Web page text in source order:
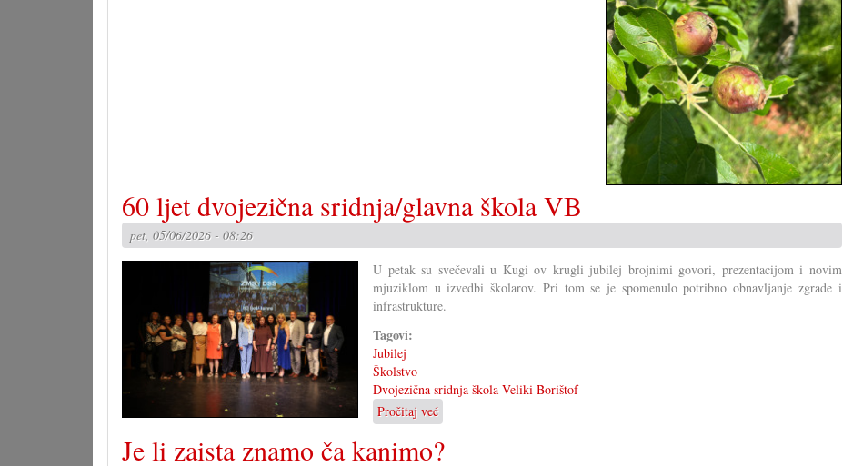
60 ljet dvojezična sridnja/glavna škola VB
pet, 05/06/2026 - 08:26
U petak su svečevali u Kugi ov krugli jubilej brojnimi govori, prezentacijom i novim
mjuziklom u izvedbi školarov. Pri tom se je spomenulo potribno obnavljanje zgrade i
infrastrukture.
Tagovi:
Jubilej
Školstvo
Dvojezična sridnja škola Veliki Borištof
Pročitaj već
60
ljet
Je li zaista znamo ča kanimo?